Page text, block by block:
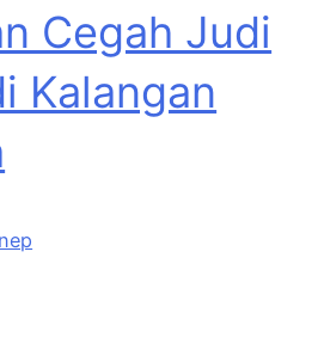
Cegah Judi
Kalangan